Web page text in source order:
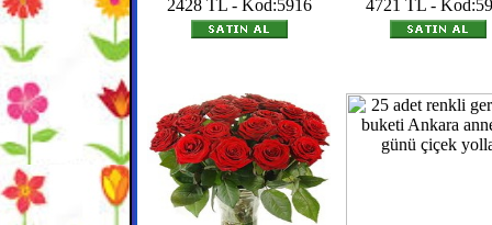
2428 TL - Kod:5916
4721 TL -